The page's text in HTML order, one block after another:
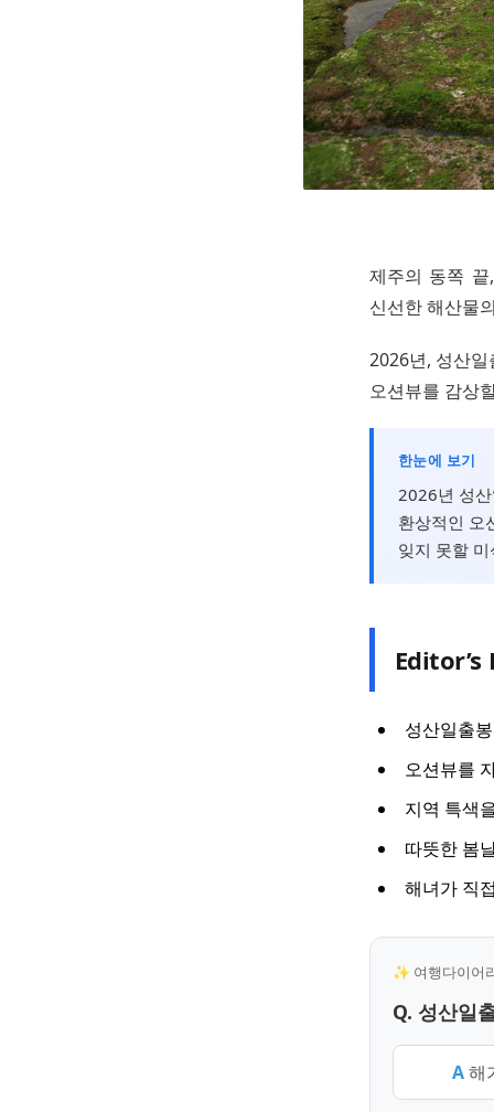
제주의 동쪽
신선한 해산물
2026년, 성산
오션뷰를 감상
한눈에 보기
2026년 성
환상적인 오
잊지 못할
Editor’s
성산일출
오션뷰를
지역 특색
따뜻한 봄
해녀가 직
✨ 여행다이어
Q. 성산일
A해